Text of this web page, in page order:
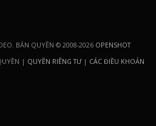
BẢN QUYỀN © 2008-2026 OPENSHOT
| QUYỀN RIÊNG TƯ| CÁC ĐIỀU KHOẢN